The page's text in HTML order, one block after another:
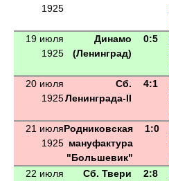
1925
19 июля
1925
Динамо
(Ленинград)
0:5
20 июля
1925
Сб.
Ленинграда-II
4:1
21 июля
1925
Родниковская
мануфактура
"Большевик"
1:0
22 июля
Сб. Твери 2:8